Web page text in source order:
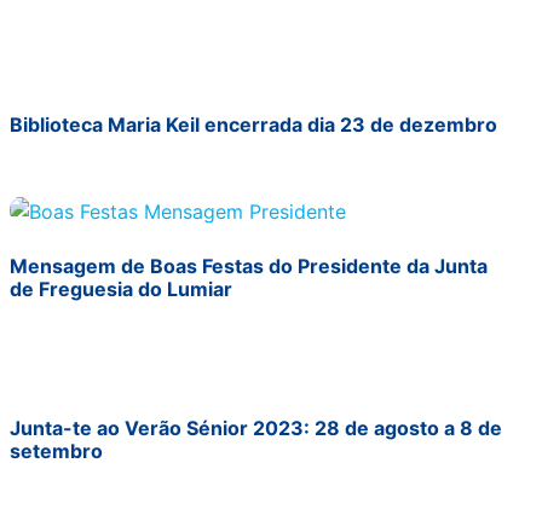
Biblioteca Maria Keil encerrada dia 23 de dezembro
Mensagem de Boas Festas do Presidente da Junta
de Freguesia do Lumiar
Junta-te ao Verão Sénior 2023: 28 de agosto a 8 de
setembro